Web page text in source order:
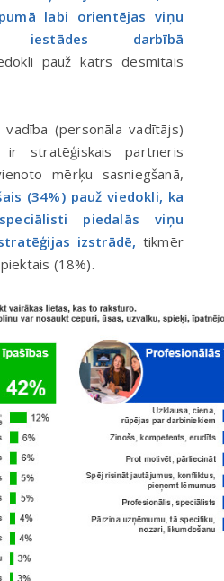
labi orientējas viņu
iestādes darbībā
pauž katrs desmitais
vadība (personāla vadītājs)
ir stratēģiskais partneris
mērķu sasniegšanā,
(34%) pauž viedokli, ka
piedalās viņu
izstrādē, tikmēr
(18%).